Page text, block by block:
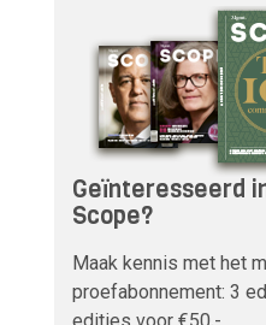
Geïnteresseerd
Scope?
Maak kennis met het
proefabonnement: 3